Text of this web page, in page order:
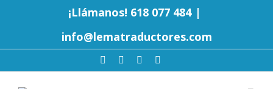
¡Llámanos! 618 077 484 |
info@lematraductores.com